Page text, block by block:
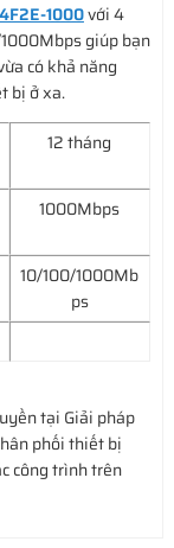
1000với 4
giúp bạn
có khả năng
bị ở xa.
12 tháng
1000Mbps
10/100/1000Mb
ps
tại Giải pháp
phối thiết bị
công trình trên